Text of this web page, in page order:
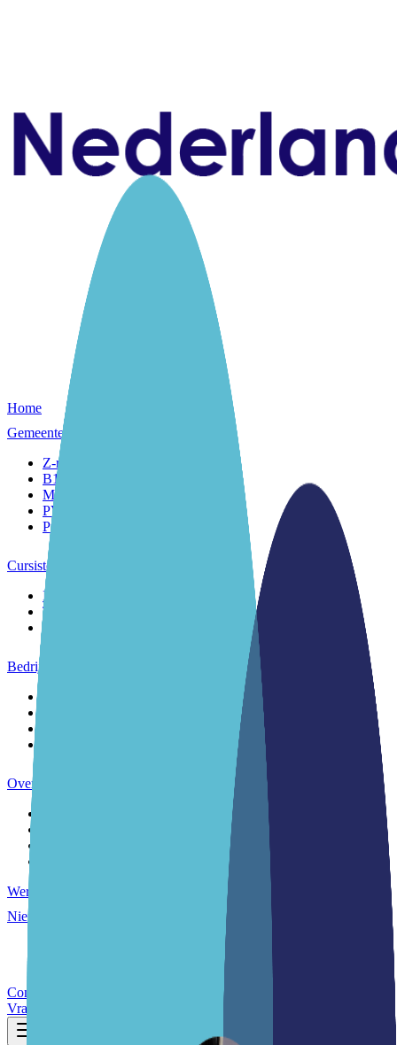
Home
Gemeenten
Z-route
B1-route
MAP
PVT
Praktijkleren
Cursisten
Inburgering
Taallessen
Bedrijven
Over ons
Werken bij
Nieuws
Contact
Vraag een intake aan